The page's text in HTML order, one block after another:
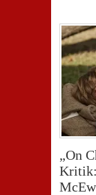
„On
Kritik: